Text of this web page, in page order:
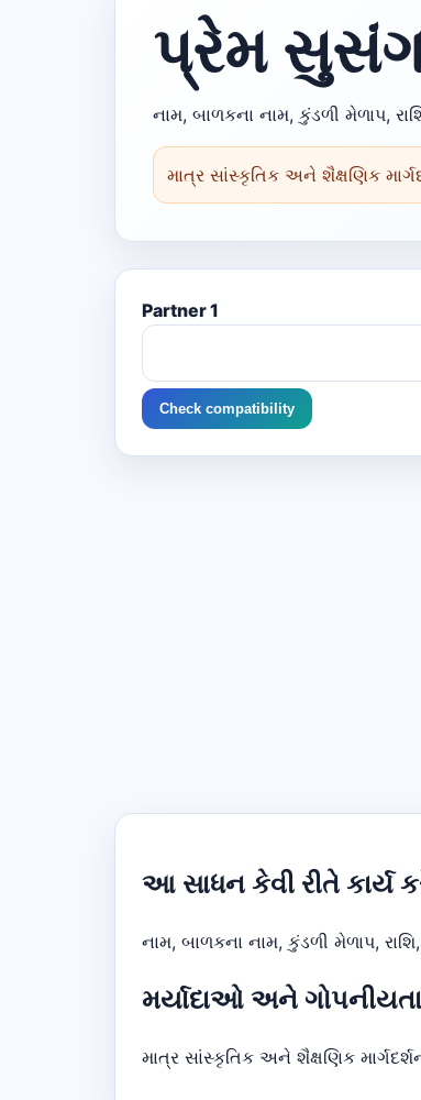
પ્રેમ
નામ, બાળકના નામ, કુંડળી મેળાપ,
માત્ર સાંસ્કૃતિક અને શૈક્ષણિક
Partner 1
Check compatibility
આ સાધન કેવી રીતે કાર્ય
નામ, બાળકના નામ, કુંડળી મેળાપ,
મર્યાદાઓ અને ગોપનીયતા
માત્ર સાંસ્કૃતિક અને શૈક્ષણિક